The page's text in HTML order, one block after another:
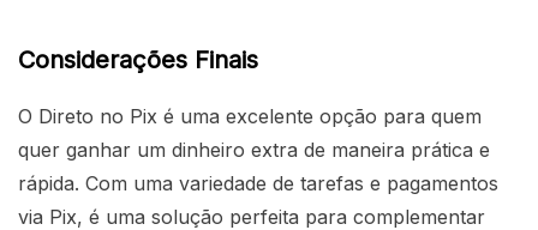
Considerações Finais
O Direto no Pix é uma excelente opção para quem
quer ganhar um dinheiro extra de maneira prática e
rápida. Com uma variedade de tarefas e pagamentos
via Pix, é uma solução perfeita para complementar